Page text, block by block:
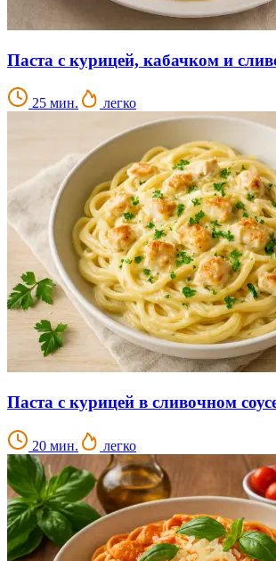
Паста с курицей, кабачком и
25 мин. легко
Паста с курицей в сливочном
20 мин. легко